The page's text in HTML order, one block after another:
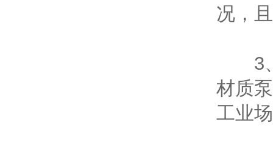
况，
3、
材质
工业